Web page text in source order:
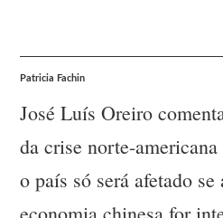
Patricia Fachin
José Luís Oreiro
da crise norte-
o país só será afetado se